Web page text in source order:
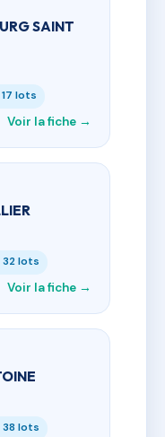
SAINT
17 lots
Voir la fiche →
32 lots
Voir la fiche →
38 lots